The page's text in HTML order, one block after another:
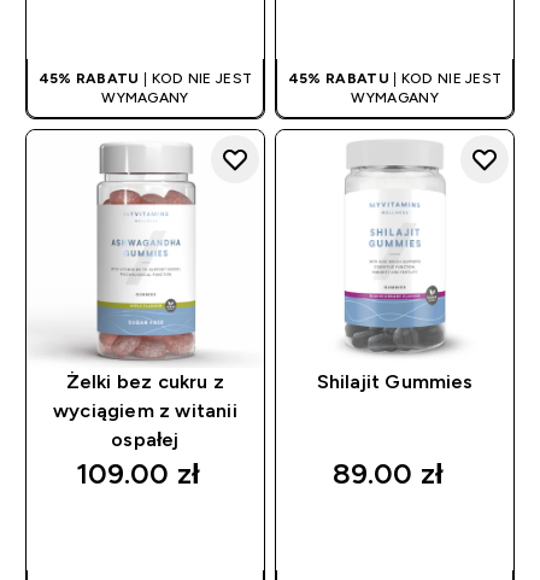
45% RABATU | KOD NIE JEST
WYMAGANY
45% RABATU | KOD NIE JEST
WYMAGANY
Żelki bez cukru z
wyciągiem z witanii
ospałej
109.00 zł‎
Shilajit Gummies
89.00 zł‎